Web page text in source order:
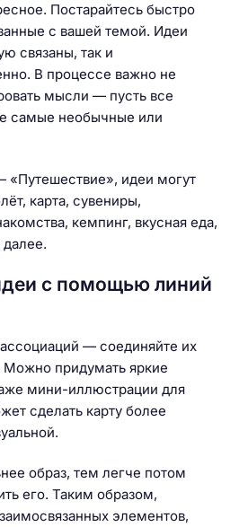
Постарайтесь быстро
с вашей темой. Идеи
связаны, так и
В процессе важно не
мысли — пусть все
самые необычные или
идеи могут
карта, сувениры,
кемпинг, вкусная еда,
с помощью линий
— соединяйте их
придумать яркие
мини-иллюстрации для
сделать карту более
образ, тем легче потом
его. Таким образом,
элементов,